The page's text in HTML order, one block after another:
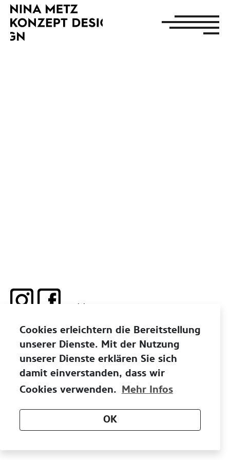
Cookies erleichtern die Bereitstellung
unserer Dienste. Mit der Nutzung
unserer Dienste erklären Sie sich
damit einverstanden, dass wir
Cookies verwenden.
Mehr Infos
OK
Environmental Design
Communication Art
About
Contact
Home